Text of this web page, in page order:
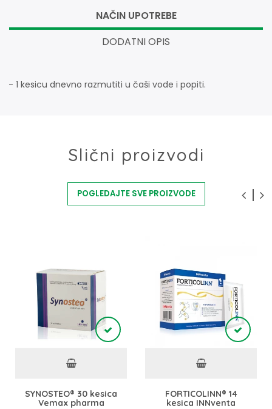
NAČIN UPOTREBE
DODATNI OPIS
- 1 kesicu dnevno razmutiti u čaši vode i popiti.
Slični proizvodi
POGLEDAJTE SVE PROIZVODE
SYNOSTEO® 30 kesica
Vemax pharma
FORTICOLINN® 14
kesica INNventa